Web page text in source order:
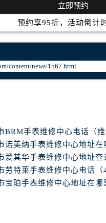
7楼709室（需提前预约）
前预约）
（需提前预约）
14楼14D（需提前预约）
层1002室（需提前预约）
2002室（需提前预约）
象城写字楼（鄂尔多斯大
21层2102室（需提前预约
心（需提前预约）
诺美纳手表维修中心地址在
立即预约
预约享95折，活动倒计